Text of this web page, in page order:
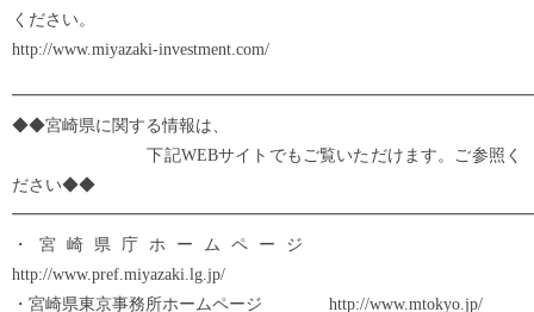
ください。
http://www.miyazaki-investment.com/
◆◆宮崎県に関する情報は、
下記WEBサイトでもご覧いただけます。ご参照く
ださい◆◆
・宮崎県庁ホームページ
http://www.pref.miyazaki.lg.jp/
・宮崎県東京事務所ホームページ http://www.mtokyo.jp/